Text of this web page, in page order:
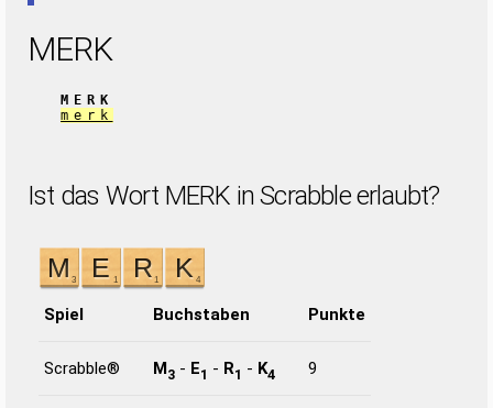
MERK
MERK
merk
Ist das Wort MERK in Scrabble erlaubt?
Spiel Buchstaben Punkte
Scrabble® M3 - E1 - R1 - K4 9